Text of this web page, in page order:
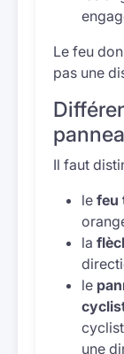
Le feu
pas une
Il faut
le feu
la
le
une